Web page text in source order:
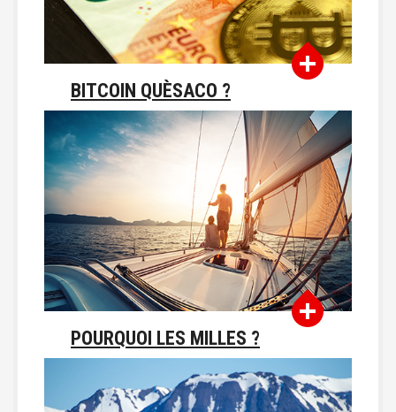
BITCOIN QUÈSACO ?
POURQUOI LES MILLES ?